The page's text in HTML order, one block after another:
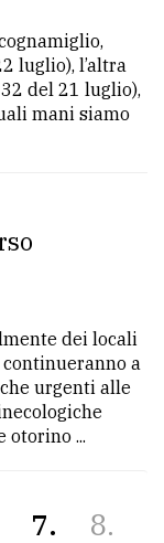
luglio), l’altra
del 21 luglio),
mani siamo
dei locali
a
urgenti alle
otorino ...
7 8